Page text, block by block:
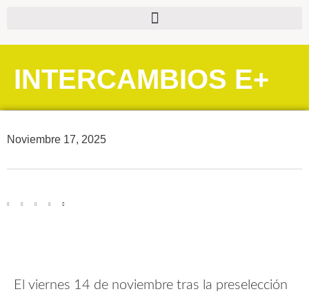
INTERCAMBIOS E+
Noviembre 17, 2025
El viernes 14 de noviembre tras la preselección